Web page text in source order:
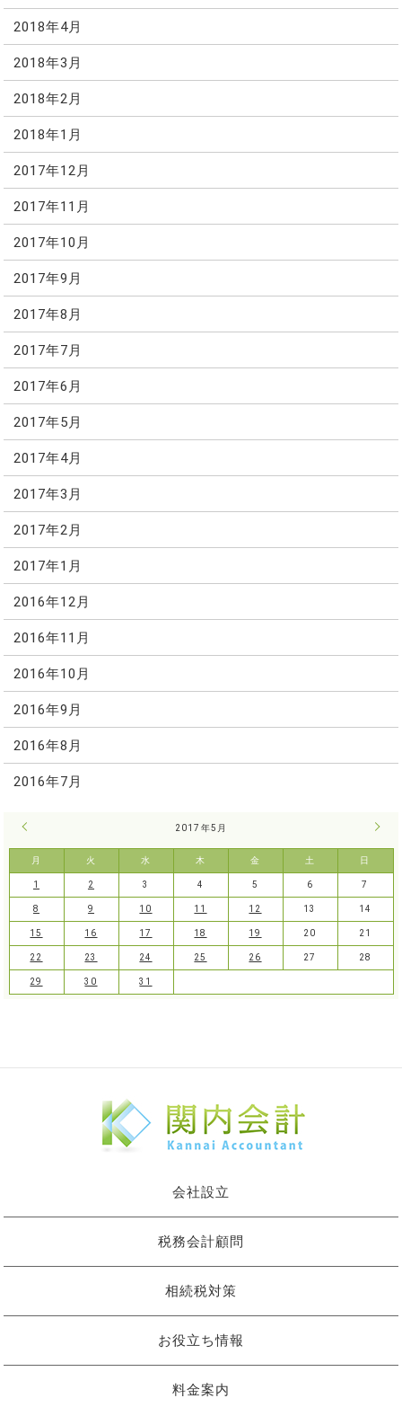
2018年4月
2018年3月
2018年2月
2018年1月
2017年12月
2017年11月
2017年10月
2017年9月
2017年8月
2017年7月
2017年6月
2017年5月
2017年4月
2017年3月
2017年2月
2017年1月
2016年12月
2016年11月
2016年10月
2016年9月
2016年8月
2016年7月
2017年5月
月 火 水 木 金 土 日
6月
1 2 3 4 5 6 7
8 9 10 11 12 13 14
15 16 17 18 19 20 21
22 23 24 25 26 27 28
29 30 31
会社設立
税務会計顧問
相続税対策
お役立ち情報
料金案内